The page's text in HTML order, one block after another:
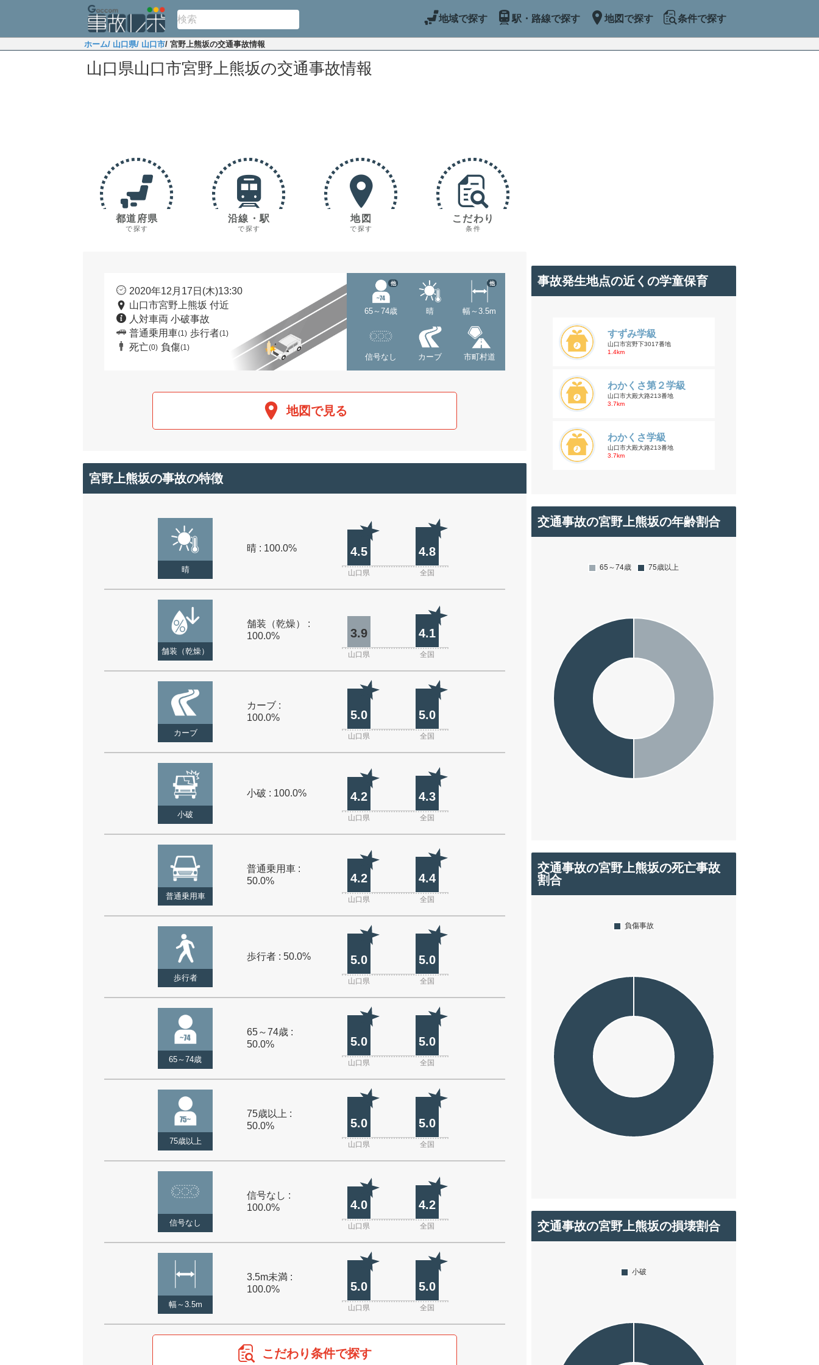
地域で探す 駅・路線で探す 地図で探す 条件で探す
ホーム/ 山口県/ 山口市/ 宮野上熊坂の交通事故情報
山口県山口市宮野上熊坂の交通事故情報
都道府県
で探す
沿線・駅
で探す
地図
で探す
こだわり
条件
2020年12月17日(木)13:30
山口市宮野上熊坂 付近
人対車両 小破事故
普通乗用車(1) 歩行者(1)
死亡(0) 負傷(1)
65～74歳
他
晴 幅～3.5m
他
信号なし カーブ 市町村道
地図で見る
宮野上熊坂の事故の特徴
晴
晴 : 100.0% 4.5 4.8
山口県 全国
舗装（乾燥）
舗装（乾燥） :
100.0%
3.9 4.1
山口県 全国
カーブ
カーブ :
100.0%
5.0 5.0
山口県 全国
小破
小破 : 100.0% 4.2 4.3
山口県 全国
普通乗用車
普通乗用車 :
50.0%
4.2 4.4
山口県 全国
歩行者
歩行者 : 50.0% 5.0 5.0
山口県 全国
65～74歳
65～74歳 :
50.0%
5.0 5.0
山口県 全国
75歳以上
75歳以上 :
50.0%
5.0 5.0
山口県 全国
信号なし
信号なし :
100.0%
4.0 4.2
山口県 全国
幅～3.5m
3.5m未満 :
100.0%
5.0 5.0
山口県 全国
こだわり条件で探す
事故発生地点の近くの学童保育
すずみ学級
山口市宮野下3017番地
1.4km
わかくさ第２学級
山口市大殿大路213番地
3.7km
わかくさ学級
山口市大殿大路213番地
3.7km
交通事故の宮野上熊坂の年齢割合
交通事故の宮野上熊坂の死亡事故
割合
交通事故の宮野上熊坂の損壊割合